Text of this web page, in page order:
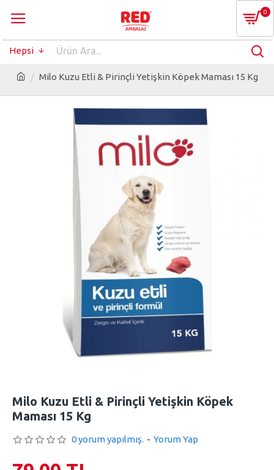
0
Hepsi
Milo Kuzu Etli & Pirinçli Yetişkin Köpek Maması 15 Kg
Milo Kuzu Etli & Pirinçli Yetişkin Köpek
Maması 15 Kg
0 yorum yapılmış. - Yorum Yap